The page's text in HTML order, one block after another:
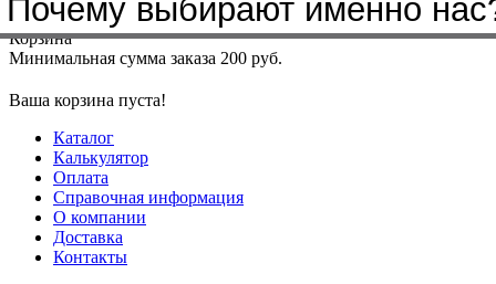
Меню+7(4912)50-37-50sbit@krep62.ru
Корзина
Минимальная сумма заказа 200 руб.
Ваша корзина пуста!
Каталог
Калькулятор
Оплата
Справочная информация
О компании
Доставка
Контакты
с которыми мы
Почему выбирают именно